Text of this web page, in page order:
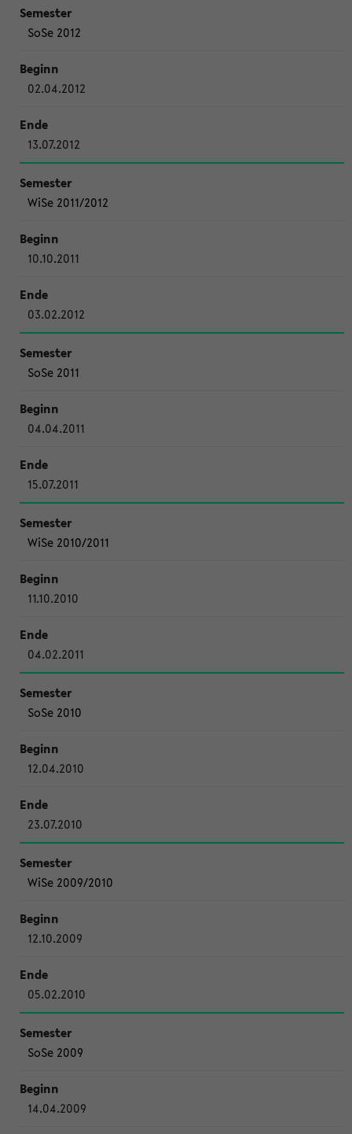
SoSe 2012
02.04.2012
13.07.2012
WiSe 2011/2012
10.10.2011
03.02.2012
SoSe 2011
04.04.2011
15.07.2011
WiSe 2010/2011
11.10.2010
04.02.2011
SoSe 2010
12.04.2010
23.07.2010
WiSe 2009/2010
12.10.2009
05.02.2010
SoSe 2009
14.04.2009